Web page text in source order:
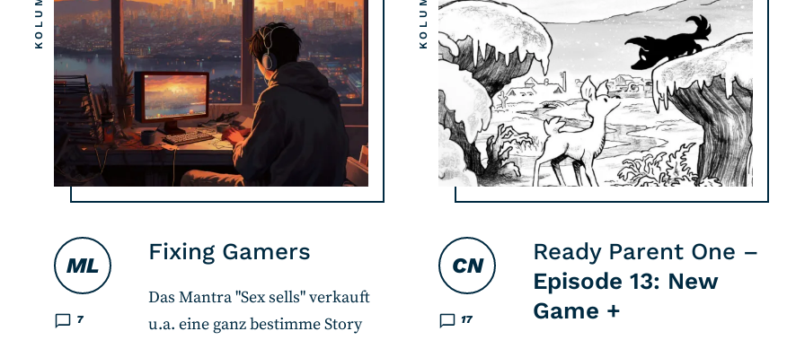
Fixing Gamers
ML
7
Das Mantra "Sex sells" verkauft
u.a. eine ganz bestimme Story
Ready Parent One –
Episode 13: New
Game +
CN
17